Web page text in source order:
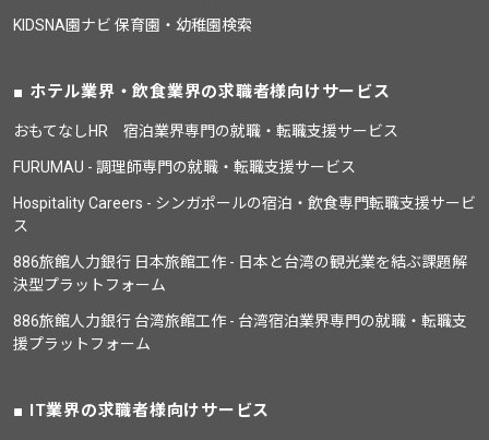
KIDSNA園ナビ 保育園・幼稚園検索
ホテル業界・飲食業界の求職者様向けサービス
おもてなしHR 宿泊業界専門の就職・転職支援サービス
FURUMAU - 調理師専門の就職・転職支援サービス
Hospitality Careers - シンガポールの宿泊・飲食専門転職支援サービ
ス
886旅館人力銀行 日本旅館工作 - 日本と台湾の観光業を結ぶ課題解
決型プラットフォーム
886旅館人力銀行 台湾旅館工作 - 台湾宿泊業界専門の就職・転職支
援プラットフォーム
IT業界の求職者様向けサービス